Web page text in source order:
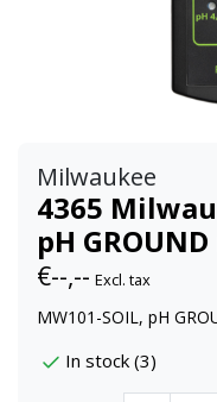
Milwaukee
4365
pH
€--,-- Excl. tax
MW101-SOIL, pH
In stock (3)